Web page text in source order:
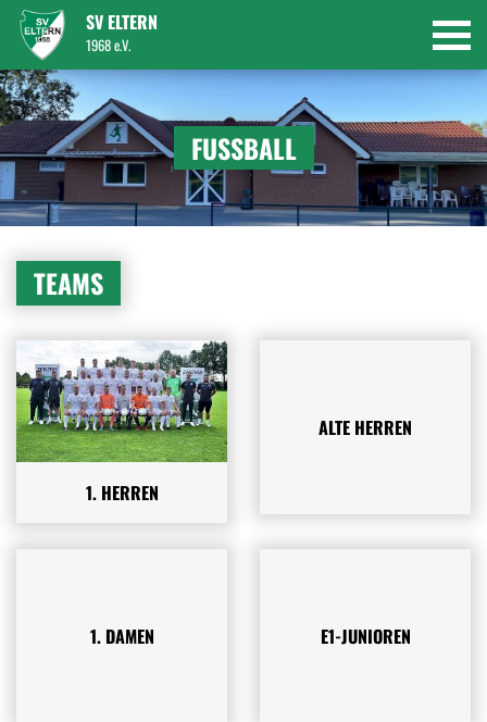
SV ELTERN
1968 e.V.
FUSSBALL
TEAMS
1. HERREN
ALTE HERREN
1. DAMEN E1-JUNIOREN